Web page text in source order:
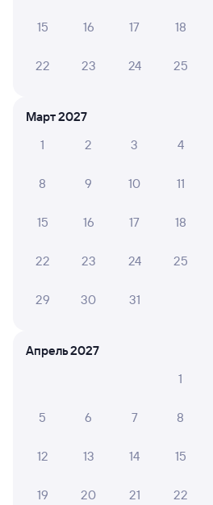
15 16 17 18
22 23 24 25
Март 2027
1
2 3 4
8 9 10 11
15 16 17 18
22 23 24 25
29 30 31
Апрель 2027
1
5 6 7 8
12 13 14 15
19 20 21 22